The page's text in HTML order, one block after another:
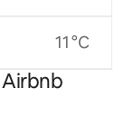
11 °C